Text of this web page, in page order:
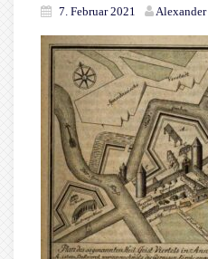
7. Februar 2021